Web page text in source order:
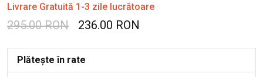
Livrare Gratuită 1-3 zile lucrătoare
295.00 RON 236.00 RON
Plătește în rate